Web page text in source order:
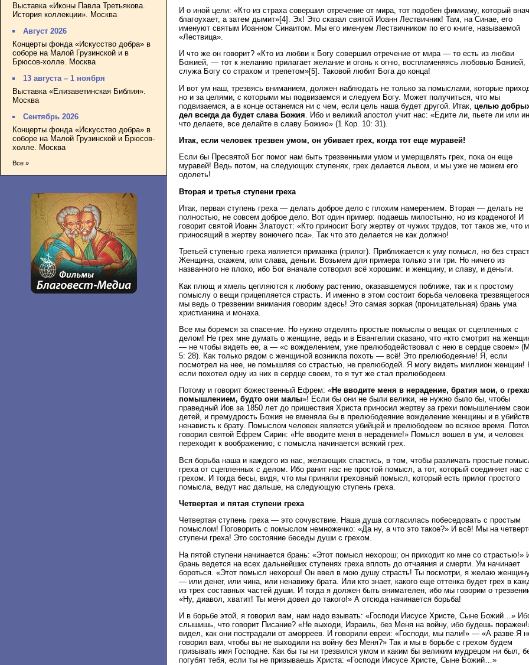
Выставка «Иконы Павла Третьякова.
История коллекции». Москва
Август 2026
Концерты фонда «Искусство добра» в
соборе на Малой Грузинской и в
Брюсов-холле. Москва
13 августа – 1 ноября
Выставка «Елизаветинская Библия».
Москва
Сентябрь 2026
Концерты фонда «Искусство добра» в
соборе на Малой Грузинской и Брюсов-
холле. Москва
Все »
И о иной цели: «Кто из страха совершил отречение от мира, тот подобен фимиаму, который
благоухает, а затем дымит»[4]. Эх! Это сказал святой Иоанн Лествичник! Там, на Синае, его
именуют святым Иоанном Синаитом. Мы его именуем Лествичником по его книге, называемой
«Лествица».
И что же он говорит? «Кто из любви к Богу совершил отречение от мира — то есть из любви
Божией, — тот к желанию прилагает желание и огонь к огню, воспламеняясь любовью Божией,
служа Богу со страхом и трепетом»[5]. Таковой любит Бога до конца!
И вот ум наш, трезвясь вниманием, должен наблюдать не только за помыслами, которые
но и за целями, с которыми мы подвизаемся и следуем Богу. Может получиться, что мы
подвизаемся, а в конце останемся ни с чем, если цель наша будет другой. Итак, целью
дел всегда да будет слава Божия . Ибо и великий апостол учит нас: «Едите ли, пьете ли или
что делаете, все делайте в славу Божию» (1 Кор. 10: 31).
Итак, если человек трезвен умом, он убивает грех, когда тот еще муравей!
Если бы Пресвятой Бог помог нам быть трезвенными умом и умерщвлять грех, пока он еще
муравей! Ведь потом, на следующих ступенях, грех делается львом, и мы уже не можем его
одолеть!
Вторая и третья ступени греха
Итак, первая ступень греха — делать доброе дело с плохим намерением. Вторая — делать не
полностью, не совсем доброе дело. Вот один пример: подаешь милостыню, но из краденого! И
говорит святой Иоанн Златоуст: «Кто приносит Богу жертву от чужих трудов, тот таков же, что и
приносящий в жертву вонючего пса». Так что это делается не как должно!
Третьей ступенью греха является приманка (прилог). Приближается к уму помысл, но без
Женщина, скажем, или слава, деньги. Возьмем для примера только эти три. Но ничего из
названного не плохо, ибо Бог вначале сотворил всё хорошим: и женщину, и славу, и деньги.
Как плющ и хмель цепляются к любому растению, оказавшемуся поближе, так и к простому
помыслу о вещи прицепляется страсть. И именно в этом состоит борьба человека
мы ведь о трезвении внимания говорим здесь! Это самая зоркая (проницательная) брань ума
христианина и монаха.
Все мы боремся за спасение. Но нужно отделять простые помыслы о вещах от сцепленных с
делом! Не грех мне думать о женщине, ведь и в Евангелии сказано, что «кто смотрит на
— не чтобы видеть ее, а — «с вожделением, уже прелюбодействовал с нею в сердце своем»
5: 28). Как только рядом с женщиной возникла похоть — всё! Это прелюбодеяние! Я, если
посмотрел на нее, не помышляя со страстью, не прелюбодей. Я могу видеть миллион женщин!
если похотел одну из них в сердце своем, то я тут же стал прелюбодеем.
Потому и говорит божественный Ефрем: «Не вводите меня в нерадение, братия мои, о
помышлением, будто они малы»! Если бы они не были велики, не нужно было бы, чтобы
праведный Иов за 1850 лет до пришествия Христа приносил жертву за грехи помышлением
детей, и премудрость Божия не вменяла бы в прелюбодеяние вожделение женщины и в
ненависть к брату. Помыслом человек является убийцей и прелюбодеем во всякое время.
говорил святой Ефрем Сирин: «Не вводите меня в нерадение!» Помысл вошел в ум, и человек
переходит к воображению; с помысла начинается всякий грех.
Вся борьба наша и каждого из нас, желающих спастись, в том, чтобы различать простые
греха от сцепленных с делом. Ибо ранит нас не простой помысл, а тот, который соединяет нас с
грехом. И тогда бесы, видя, что мы приняли греховный помысл, который есть прилог простого
помысла, ведут нас дальше, на следующую ступень греха.
Четвертая и пятая ступени греха
Четвертая ступень греха — это сочувствие. Наша душа согласилась побеседовать с простым
помыслом! Поговорить с помыслом немножечко: «Да ну, а что это такое?» И всё! Мы на
ступени греха! Это состояние беседы души с грехом.
На пятой ступени начинается брань: «Этот помысл нехорош; он приходит ко мне со страстью!»
брань ведется на всех дальнейших ступенях греха вплоть до отчаяния и смерти. Ум начинает
бороться. «Этот помысл нехорош! Он ввел в мою душу страсть! Ты посмотри, я желаю
— или денег, или чина, или ненавижу брата. Или кто знает, какого еще оттенка будет грех в
из трех составных частей души. И тогда я должен быть внимателен, ибо мы говорим о
«Ну, диавол, хватит! Ты меня довел до такого!» А отсюда начинается борьба!
И в борьбе этой, я говорил вам, нам надо взывать: «Господи Иисусе Христе, Сыне Божий…»
слышишь, что говорит Писание? «Не выходи, Израиль, без Меня на войну, ибо будешь
видел, как они пострадали от аморреев. И говорили евреи: «Господи, мы пали!» — «А разве Я
говорил вам, чтобы вы не выходили на войну без Меня?» Так и мы в борьбе с грехом будем
призывать имя Господне. Как бы ты ни трезвился умом и каким бы великим мудрецом ни был,
погубят тебя, если ты не призываешь Христа: «Господи Иисусе Христе, Сыне Божий…»